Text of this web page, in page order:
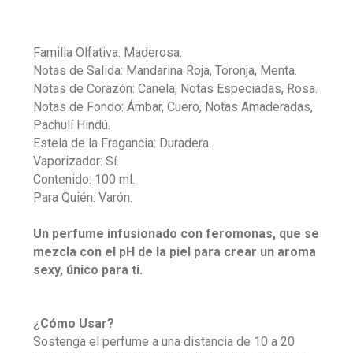
Familia Olfativa: Maderosa.
Notas de Salida: Mandarina Roja, Toronja, Menta.
Notas de Corazón: Canela, Notas Especiadas, Rosa.
Notas de Fondo: Ámbar, Cuero, Notas Amaderadas,
Pachulí Hindú.
Estela de la Fragancia: Duradera.
Vaporizador: Sí.
Contenido: 100 ml.
Para Quién: Varón.
Un perfume infusionado con feromonas, que se
mezcla con el pH de la piel para crear un aroma
sexy, único para ti.
¿Cómo Usar?
Sostenga el perfume a una distancia de 10 a 20